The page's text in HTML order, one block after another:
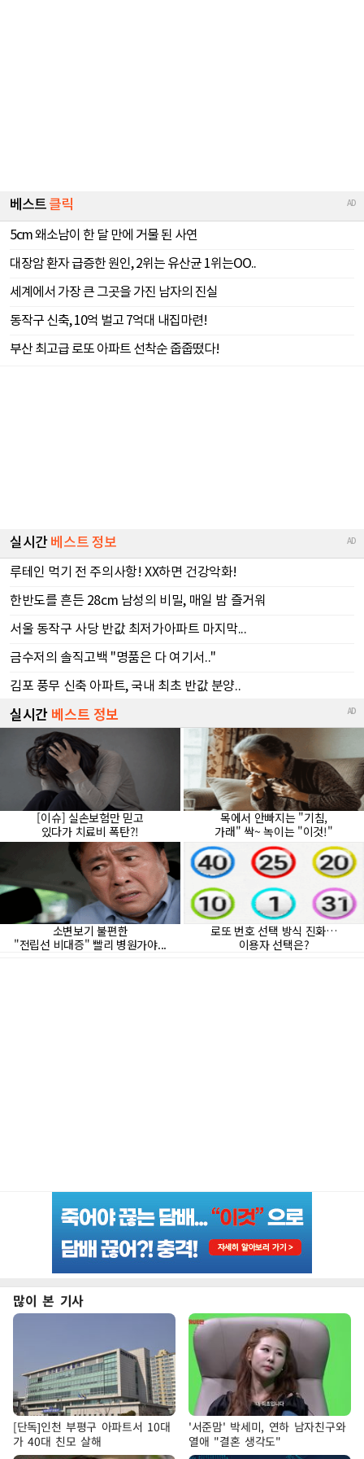
많이 본 기사
[단독]인천 부평구 아파트서 10대
가 40대 친모 살해
'서준맘' 박세미, 연하 남자친구와
열애 "결혼 생각도"